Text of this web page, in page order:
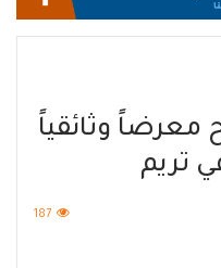
معرضاً وثائقياً
تريم
187